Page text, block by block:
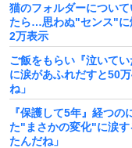
猫のフォルダーについ
たら…思わぬ"センス"に
2万表示
ご飯をもらい『泣いて
に涙があふれだすと50
ね」
『保護して5年』経つ
た"まさかの変化"に涙
たんだね」